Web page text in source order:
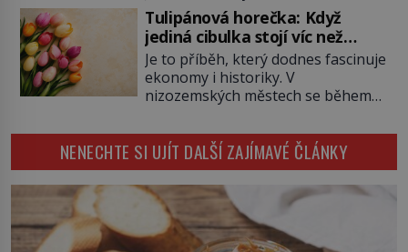
sbor se v Istanbulu objevuje v roce
1714 a […]
právě zde kdysi stojí jeden z
nejvýznamnějších anglických
přístavů. Středověký Dunwich
soupeří svým významem s
Londýnem, pyšní se kostely,
kláštery i rušnými tržišti. Pak se ale
mořská eroze a postupující pobřeží
během několika staletí pohltí […]
Tulipánová horečka: Když
jediná cibulka stojí víc než
honosný dům
Je to příběh, který dodnes fascinuje
ekonomy i historiky. V
nizozemských městech se během
tulipánu mění v jednu z nejdražších
věcí na trhu. Lidé uzavírají obchody
za částky, které odpovídají ceně
luxusních domů, věří v nekonečný
růst a bohatství na dosah ruky. Pak
ale přijde únor roku 1637 a sen o
[…]
NENECHTE SI UJÍT DALŠÍ ZAJÍMAVÉ ČLÁNKY